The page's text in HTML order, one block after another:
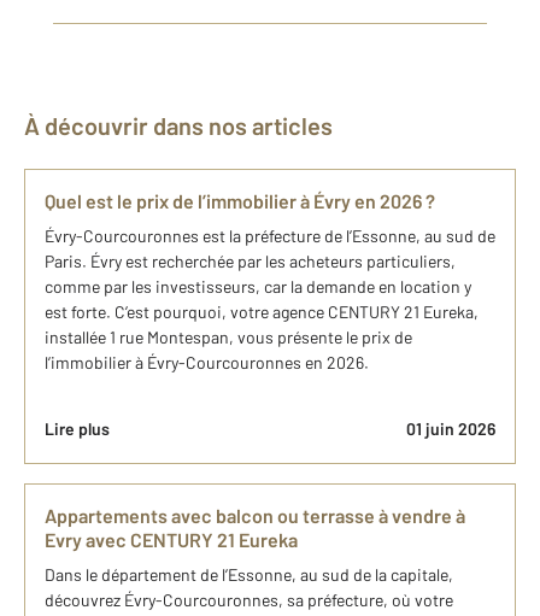
À découvrir dans nos articles
Quel est le prix de l’immobilier à ​Évry en 2026 ?
Évry-Courcouronnes est la préfecture de l’Essonne, au sud de
Paris. Évry est recherchée par les acheteurs particuliers,
comme par les investisseurs, car la demande en location y
est forte. C’est pourquoi, votre agence CENTURY 21 Eureka,
installée 1 rue Montespan, vous présente le prix de
l’immobilier à Évry-Courcouronnes en 2026.
Lire plus 01 juin 2026
Appartements avec balcon ou terrasse à vendre à
Evry avec CENTURY 21 Eureka
Dans le département de l’Essonne, au sud de la capitale,
découvrez Évry-Courcouronnes, sa préfecture, où votre